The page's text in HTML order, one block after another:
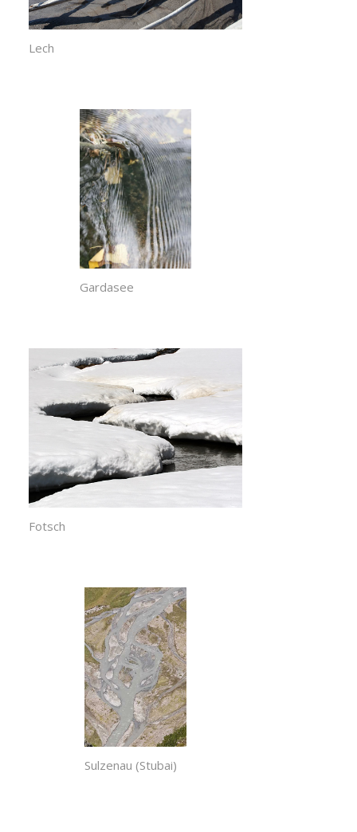
Lech
Gardasee
Fotsch
Sulzenau (Stubai)